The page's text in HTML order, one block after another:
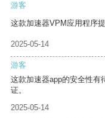
游客
这款加速器VPM应用程序
2025-05-14
游客
这款加速器app的安全性有
证。
2025-05-14